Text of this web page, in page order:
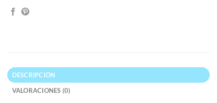
DESCRIPCIÓN
VALORACIONES (0)